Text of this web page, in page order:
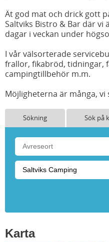
Ät god mat och drick gott
Saltviks Bistro & Bar där
dagar i veckan under
I vår välsorterade
frallor, fikabröd, tidningar,
campingtillbehör m.m.
Möjligheterna är många, vi
Sökning Sök på
Karta